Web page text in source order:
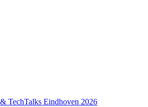
TechTalks Eindhoven 2026